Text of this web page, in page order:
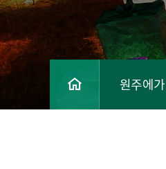
원주에